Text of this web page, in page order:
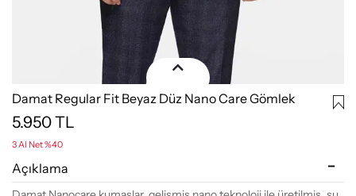
Damat Regular Fit Beyaz Düz Nano Care Gömlek
5.950TL
3 Al Net %40
Açıklama